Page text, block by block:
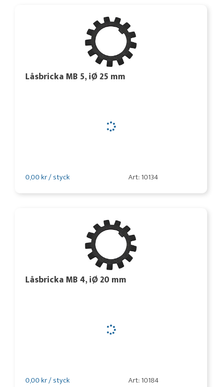
Låsbricka MB 5, iØ 25 mm
0,00 kr / styck Art: 10134
Låsbricka MB 4, iØ 20 mm
0,00 kr / styck Art: 10184